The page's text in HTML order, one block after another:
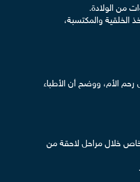
من الولادة.
الخلقية والمكتسبة،
الأم، ووضح أن الأطباء
خلال مراحل لاحقة من